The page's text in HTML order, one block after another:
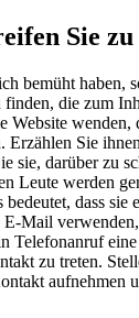
Sie zu
bemüht haben,
finden, die zum
Website
Erzählen Sie
sie, darüber zu
Leute werden
dass sie
E-Mail
Telefonanruf
zu treten.
aufnehmen